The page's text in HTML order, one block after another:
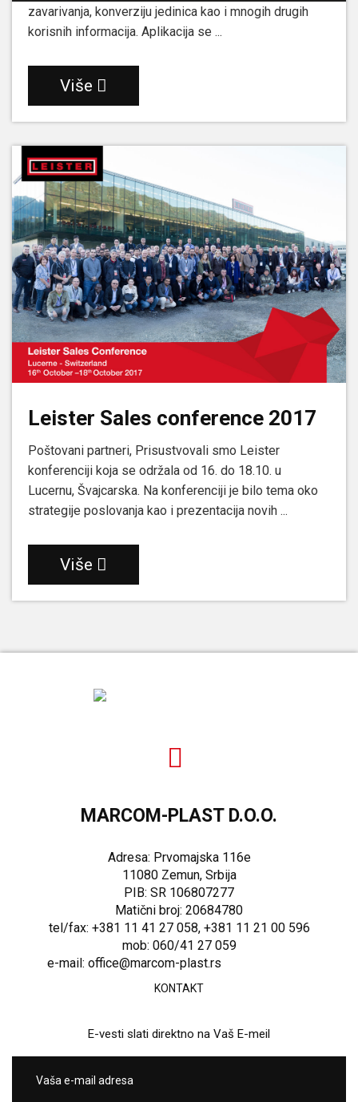
zavarivanja, konverziju jedinica kao i mnogih drugih
korisnih informacija. Aplikacija se ...
Više
Leister Sales conference 2017
Poštovani partneri, Prisustvovali smo Leister
konferenciji koja se održala od 16. do 18.10. u
Lucernu, Švajcarska. Na konferenciji je bilo tema oko
strategije poslovanja kao i prezentacija novih ...
Više
MARCOM-PLAST D.O.O.
Adresa: Prvomajska 116e
11080 Zemun, Srbija
PIB: SR 106807277
Matični broj: 20684780
tel/fax: +381 11 41 27 058, +381 11 21 00 596
mob: 060/41 27 059
e-mail: office@marcom-plast.rs
KONTAKT
E-vesti slati direktno na Vaš E-meil